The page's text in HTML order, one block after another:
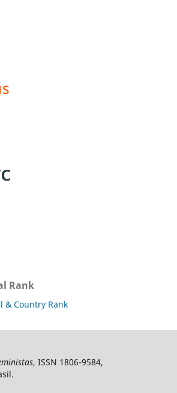
Rank
, ISSN 1806-9584,